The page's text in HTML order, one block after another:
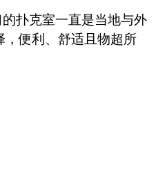
扑克室一直是当地与外
，便利、舒适且物超所